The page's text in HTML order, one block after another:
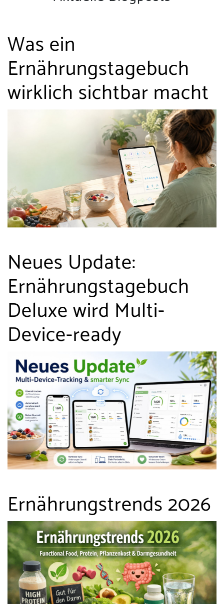
Was ein
Ernährungstagebuch
wirklich sichtbar macht
Neues Update:
Ernährungstagebuch
Deluxe wird Multi-
Device-ready
Ernährungstrends 2026